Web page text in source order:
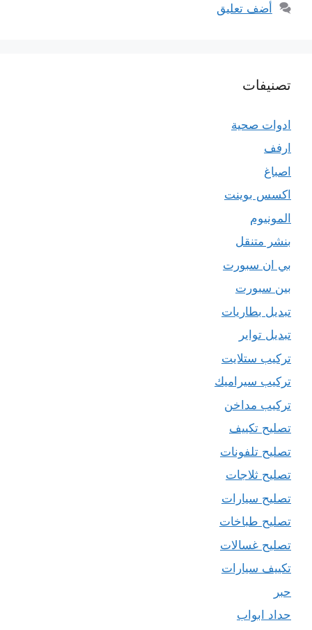
أضف تعليق
تصنيفات
ادوات صحية
ارفف
اصباغ
اكسس بوينت
المونيوم
بنشر متنقل
بي ان سبورت
بين سبورت
تبديل بطاريات
تبديل تواير
تركيب ستلايت
تركيب سيراميك
تركيب مداخن
تصليح تكييف
تصليح تلفونات
تصليح ثلاجات
تصليح سيارات
تصليح طباخات
تصليح غسالات
تكييف سيارات
حبر
حداد ابواب